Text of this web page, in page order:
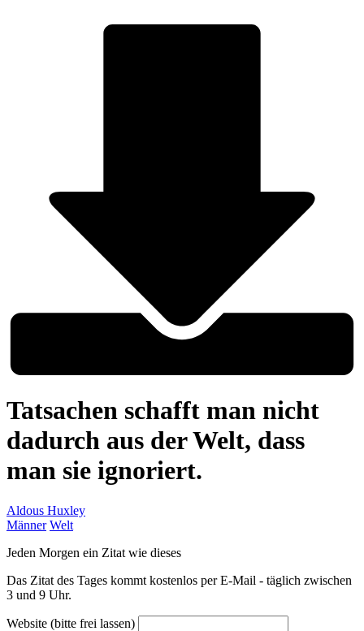
Tatsachen schafft man nicht
dadurch aus der Welt, dass
man sie ignoriert.
Aldous Huxley
Männer Welt
Jeden Morgen ein Zitat wie dieses
Das Zitat des Tages kommt kostenlos per E-Mail - täglich zwischen
3 und 9 Uhr.
Website (bitte frei lassen)